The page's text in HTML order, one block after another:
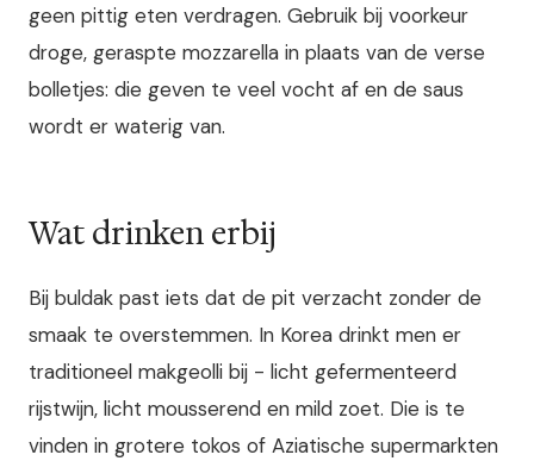
geen pittig eten verdragen. Gebruik bij voorkeur
droge, geraspte mozzarella in plaats van de verse
bolletjes: die geven te veel vocht af en de saus
wordt er waterig van.
Wat drinken erbij
Bij buldak past iets dat de pit verzacht zonder de
smaak te overstemmen. In Korea drinkt men er
traditioneel makgeolli bij - licht gefermenteerd
rijstwijn, licht mousserend en mild zoet. Die is te
vinden in grotere tokos of Aziatische supermarkten